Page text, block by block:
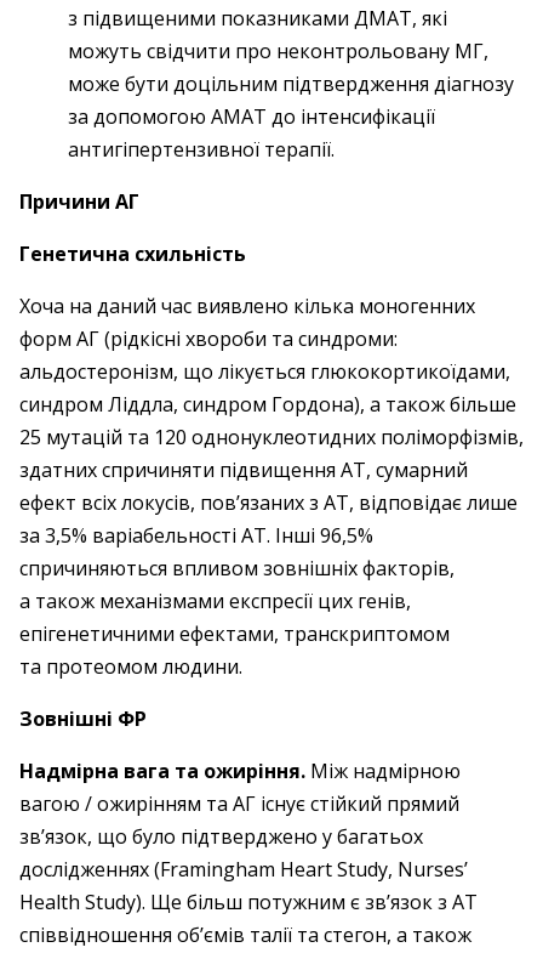
з підвищеними показниками ДМАТ, які
можуть свідчити про неконтрольовану МГ,
може бути доцільним підтвердження діагнозу
за допомогою АМАТ до інтенсифікації
антигіпертензивної терапії.
Причини АГ
Генетична схильність
Хоча на даний час виявлено кілька моногенних
форм АГ (рідкісні хвороби та синдроми:
альдостеронізм, що лікується глюкокортикоїдами,
синдром Ліддла, синдром Гордона), а також більше
25 мутацій та 120 однонуклеотидних поліморфізмів,
здатних спричиняти підвищення АТ, сумарний
ефект всіх локусів, пов’язаних з АТ, відповідає лише
за 3,5% варіабельності АТ. Інші 96,5%
спричиняються впливом зовнішніх факторів,
а також механізмами експресії цих генів,
епігенетичними ефектами, транскриптомом
та протеомом людини.
Зовнішні ФР
Надмірна вага та ожиріння. Між надмірною
вагою / ожирінням та АГ існує стійкий прямий
зв’язок, що було підтверджено у багатьох
дослідженнях (Framingham Heart Study, Nurses’
Health Study). Ще більш потужним є зв’язок з АТ
співвідношення об’ємів талії та стегон, а також